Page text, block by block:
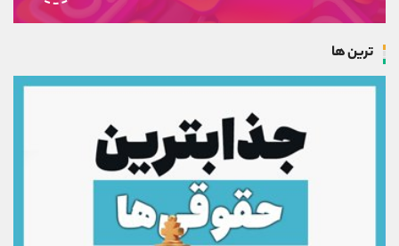
ترین ها